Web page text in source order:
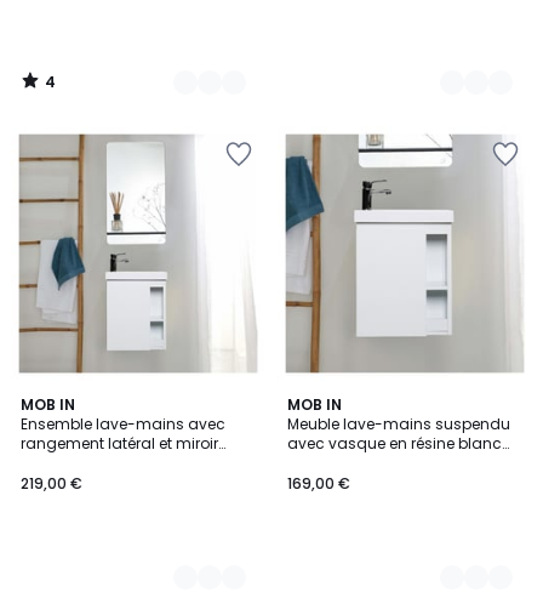
4
/
MOB IN
Ensemble lave-mains avec
rangement latéral et miroir
219,00 €
3
Couleurs
MOB IN
Meuble lave-mains suspendu
avec vasque en résine blanc
169,00 €
3
Couleurs